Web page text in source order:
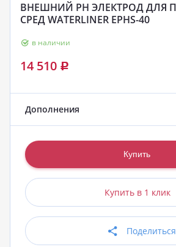
ВНЕШНИЙ PH ЭЛЕКТРОД ДЛЯ
СРЕД WATERLINER EPHS-40
в наличии
14 510 Р
Дополнения
Купить в 1 клик
Поделиться